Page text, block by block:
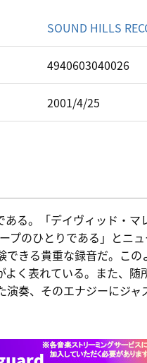
SOUND HILLS
4940603040026
2001/4/25
る。「デイヴィッド・マ
プのひとりである」とニ
きる貴重な録音だ。この
く表れている。また、随
奏、そのエナジーにジャ